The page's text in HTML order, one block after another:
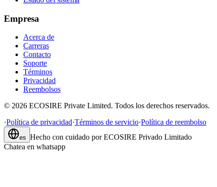
Empresa
Acerca de
Carreras
Contacto
Soporte
Términos
Privacidad
Reembolsos
© 2026 ECOSIRE Private Limited. Todos los derechos reservados.
·Política de privacidad·Términos de servicio·Política de reembolso
es Hecho con cuidado por ECOSIRE Privado Limitado
Chatea en whatsapp